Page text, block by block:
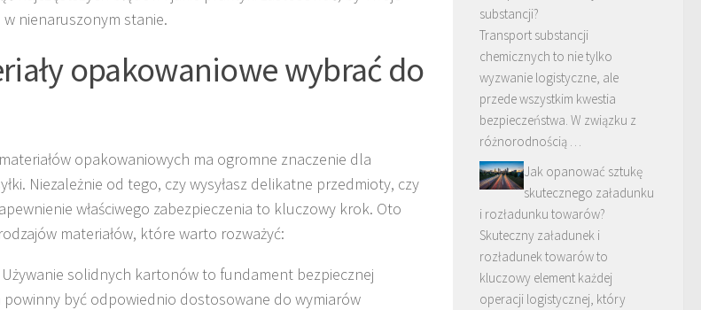
nienaruszonym stanie.
opakowaniowe wybrać do
opakowaniowych ma ogromne znaczenie dla
Niezależnie od tego, czy wysyłasz delikatne przedmioty, czy
właściwego zabezpieczenia to kluczowy krok. Oto
materiałów, które warto rozważyć:
solidnych kartonów to fundament bezpiecznej
powinny być odpowiednio dostosowane do wymiarów
substancji?
Transport substancji
chemicznych to nie tylko
wyzwanie logistyczne, ale
przede wszystkim kwestia
bezpieczeństwa. W związku z
różnorodnością …
Jak opanować sztukę
skutecznego załadunku
i rozładunku towarów?
Skuteczny załadunek i
rozładunek towarów to
kluczowy element każdej
operacji logistycznej, który